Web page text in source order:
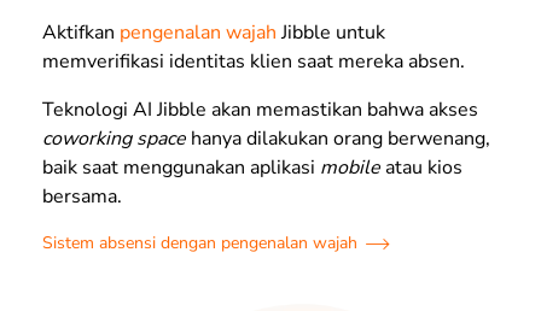
Aktifkan pengenalan wajahJibble untuk
memverifikasi identitas klien saat mereka absen.
Teknologi AI Jibble akan memastikan bahwa akses
coworking space hanya dilakukan orang berwenang,
baik saat menggunakan aplikasi mobileatau kios
bersama.
Sistem absensi dengan pengenalan wajah